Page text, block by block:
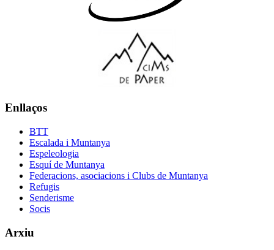
Enllaços
BTT
Escalada i Muntanya
Espeleologia
Esquí de Muntanya
Federacions, asociacions i Clubs de Muntanya
Refugis
Senderisme
Socis
Arxiu